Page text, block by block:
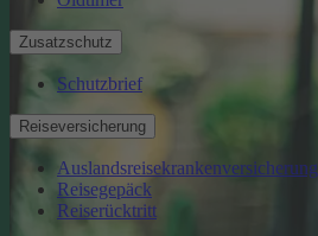
Zusatzschutz
Schutzbrief
Reiseversicherung
Auslandsreisekrankenversicherung
Reisegepäck
Reiserücktritt